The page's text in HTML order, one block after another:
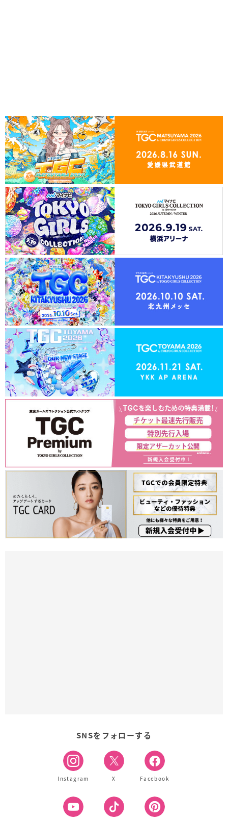
SNSをフォローする
Instagram X Facebook